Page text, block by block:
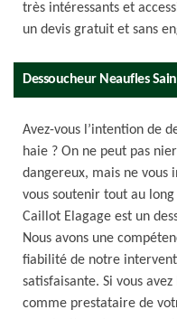
très intéressants et
un devis gratuit et sans
Dessoucheur Neaufles
Avez-vous l’intention de
haie ? On ne peut pas
dangereux, mais ne vous
vous soutenir tout au
Caillot Elagage est un
Nous avons une
fiabilité de notre
satisfaisante. Si vous
comme prestataire de